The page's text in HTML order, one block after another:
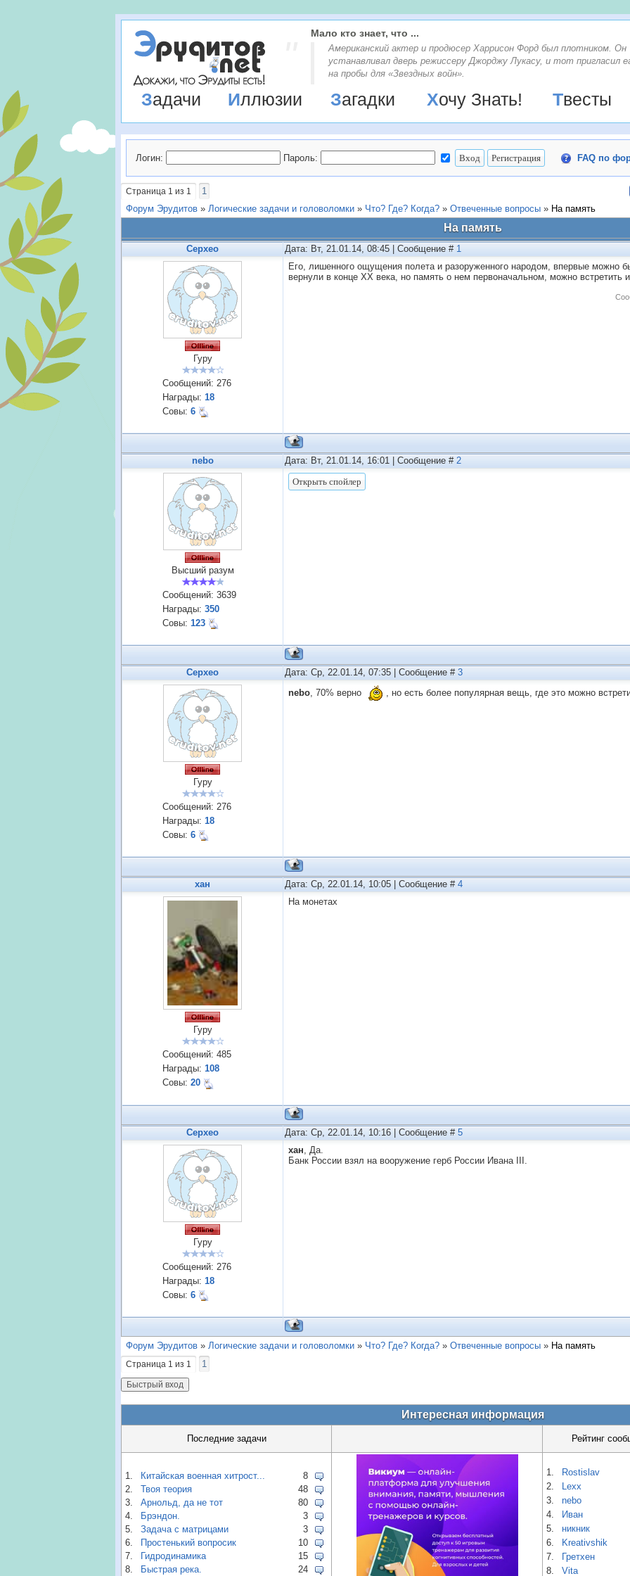
Мало кто знает, что ...
Американский актер и продюсер Харрисон Форд был плотником. Он
устанавливал дверь режиссеру Джорджу Лукасу, и тот пригласил
на пробы для «Звездных войн».
Задачи Иллюзии Загадки Хочу Знать! Твесты
Логин: Пароль: FAQ по
Страница 1 из 1
1
Форум Эрудитов » Логические задачи и головоломки » Что? Где? Когда? » Отвеченные вопросы » На память
На память
Cepxeo Дата: Вт, 21.01.14, 08:45 | Сообщение # 1
Гуру
Сообщений: 276
Награды: 18
Совы: 6
Его, лишенного ощущения полета и разоруженного народом, впервые можно
вернули в конце XX века, но память о нем первоначальном, можно
nebo Дата: Вт, 21.01.14, 16:01 | Сообщение # 2
Высший разум
Сообщений: 3639
Награды: 350
Совы: 123
Cepxeo Дата: Ср, 22.01.14, 07:35 | Сообщение # 3
Гуру
Сообщений: 276
Награды: 18
Совы: 6
nebo , 70% верно , но есть более популярная вещь, где это можно
хан Дата: Ср, 22.01.14, 10:05 | Сообщение # 4
Гуру
Сообщений: 485
Награды: 108
Совы: 20
На монетах
Cepxeo Дата: Ср, 22.01.14, 10:16 | Сообщение # 5
Гуру
Сообщений: 276
Награды: 18
Совы: 6
хан, Да.
Банк России взял на вооружение герб России Ивана III.
Форум Эрудитов » Логические задачи и головоломки » Что? Где? Когда? » Отвеченные вопросы » На память
Страница 1 из 1 1
Интересная информация
Последние задачи Рейтинг
1. Китайская военная хитрост...
8
2.
Твоя теория
48
3.
Арнольд, да не тот
80
4.
Брэндон.
3
5.
Задача с матрицами
3
6.
Простенький вопросик
10
7.
Гидродинамика
15
8.
Быстрая река. 24
1.
Rostislav
2.
Lexx
3.
nebo
4.
Иван
5.
никник
6.
Kreativshik
7.
Гретхен
8.
Vita